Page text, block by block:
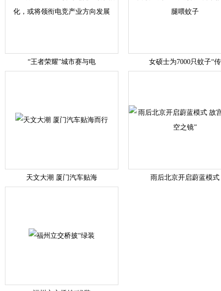
“王者荣耀”城市赛与电 女硕士为7000只蚊子“传
天文大潮 厦门汽车贴海 雨后北京开启蔚蓝模式